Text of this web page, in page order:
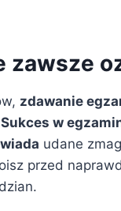
zawsze
zdawanie
Sukces w
udane
przed